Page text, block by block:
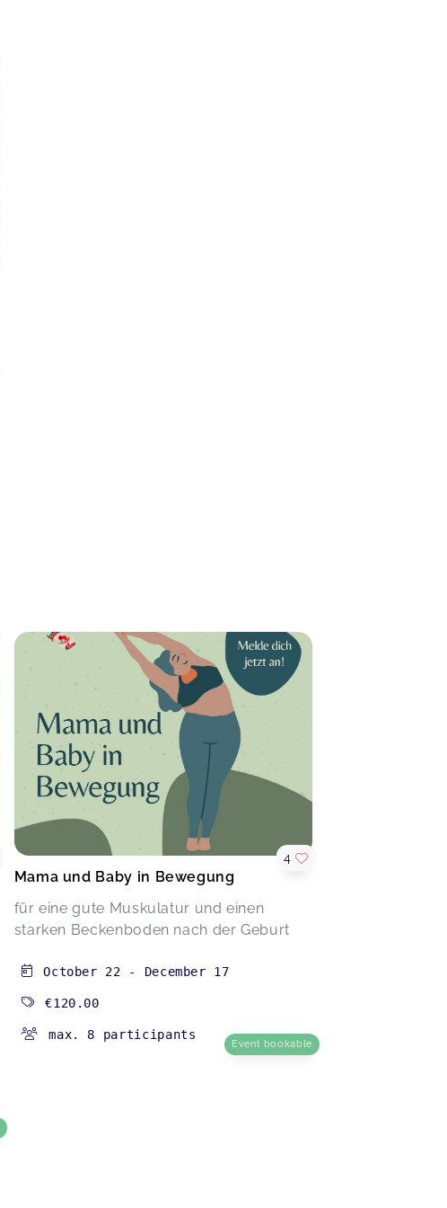
Mama und Baby in Bewegung
für eine gute Muskulatur und einen
starken Beckenboden nach der Geburt
4
October 22 - December 17
€120.00
max. 8 participants
Event bookable